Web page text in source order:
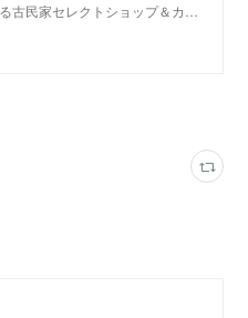
古民家セレクトショップ＆カ…